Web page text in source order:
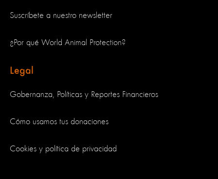
Suscríbete a nuestro newsletter
¿Por qué World Animal Protection?
Legal
Gobernanza, Políticas y Reportes Financieros
Cómo usamos tus donaciones
Cookies y política de privacidad